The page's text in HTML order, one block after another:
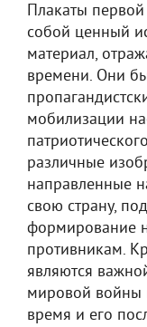
Плакаты
собой ценный
материал,
времени. Они
мобилизации
различные
направленные
свою страну,
формирование
противникам.
являются
мировой войны
время и его